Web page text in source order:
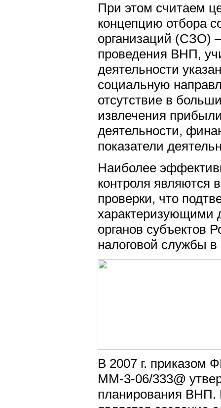
При этом считаем
концепцию отбора
организаций (CЗО)
проведения ВНП,
деятельности
социальную
отсутствие в
извлечения
деятельности,
показатели
Наиболее
контроля являются
проверки, что
характеризующими
органов субъектов
налоговой службы
В 2007 г. приказом
ММ-3-06/333@
планирования